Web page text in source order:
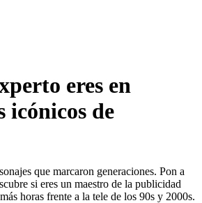
eres en
icónicos de
que marcaron generaciones. Pon a
si eres un maestro de la publicidad
horas frente a la tele de los 90s y 2000s.